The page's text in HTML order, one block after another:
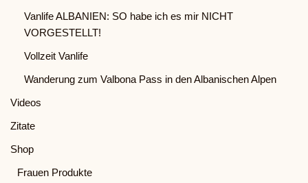
Vanlife ALBANIEN: SO habe ich es mir NICHT
VORGESTELLT!
Vollzeit Vanlife
Wanderung zum Valbona Pass in den Albanischen Alpen
Videos
Zitate
Shop
Frauen Produkte